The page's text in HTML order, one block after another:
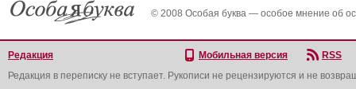
© 2008 Особая буква — особое мнение об
Редакция Мобильная версия
RSS
Редакция в переписку не вступает. Рукописи не рецензируются и не